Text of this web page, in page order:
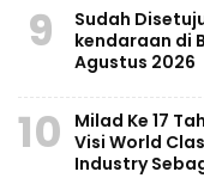
9
Sudah
kendaraan di
Agustus 2026
10
Milad Ke 17
Visi World
Industry